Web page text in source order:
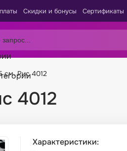
Скидки и бонусы Сертификаты
см. Рис 4012
4012
Характеристики: